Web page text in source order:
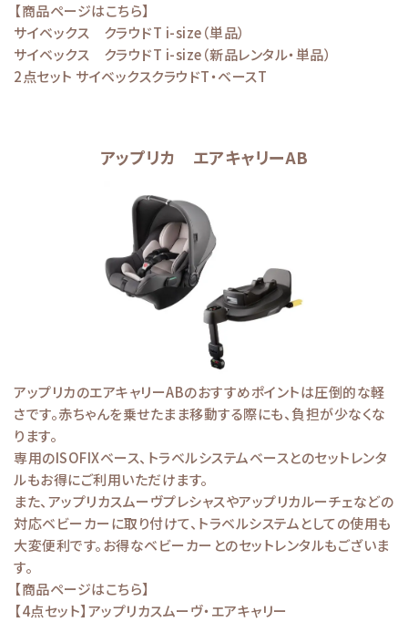
【商品ページはこちら】
サイベックス クラウドT i-size（単品）
サイベックス クラウドT i-size（新品レンタル・単品）
2点セット サイベックスクラウドT・ベースT
アップリカ エアキャリーAB
アップリカのエアキャリーABのおすすめポイントは圧倒的な軽
さです。赤ちゃんを乗せたまま移動する際にも、負担が少なくな
ります。
専用のISOFIXベース、トラベルシステムベースとのセットレンタ
ルもお得にご利用いただけます。
また、アップリカスムーヴプレシャスやアップリカルーチェなどの
対応ベビーカーに取り付けて、トラベルシステムとしての使用も
大変便利です。お得なベビーカーとのセットレンタルもございま
す。
【商品ページはこちら】
【4点セット】アップリカスムーヴ・エアキャリー